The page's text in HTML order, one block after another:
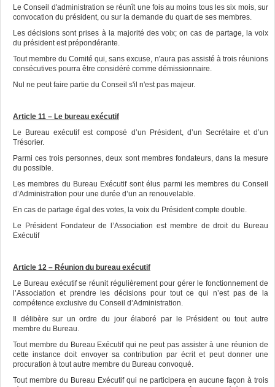
Le Conseil d'administration se réunît une fois au moins tous les six mois, sur
convocation du président, ou sur la demande du quart de ses membres.
Les décisions sont prises à la majorité des voix; on cas de partage, la voix
du président est prépondérante.
Tout membre du Comité qui, sans excuse, n'aura pas assisté à trois réunions
consécutives pourra être considéré comme démissionnaire.
Nul ne peut faire partie du Conseil s'il n'est pas majeur.
Article 11 – Le bureau exécutif
Le Bureau exécutif est composé d’un Président, d’un Secrétaire et d’un
Trésorier.
Parmi ces trois personnes, deux sont membres fondateurs, dans la mesure
du possible.
Les membres du Bureau Exécutif sont élus parmi les membres du Conseil
d’Administration pour une durée d’un an renouvelable.
En cas de partage égal des votes, la voix du Président compte double.
Le Président Fondateur de l’Association est membre de droit du Bureau
Exécutif
Article 12 – Réunion du bureau exécutif
Le Bureau exécutif se réunit régulièrement pour gérer le fonctionnement de
l’Association et prendre les décisions pour tout ce qui n’est pas de la
compétence exclusive du Conseil d’Administration.
Il délibère sur un ordre du jour élaboré par le Président ou tout autre
membre du Bureau.
Tout membre du Bureau Exécutif qui ne peut pas assister à une réunion de
cette instance doit envoyer sa contribution par écrit et peut donner une
procuration à tout autre membre du Bureau convoqué.
Tout membre du Bureau Exécutif qui ne participera en aucune façon à trois